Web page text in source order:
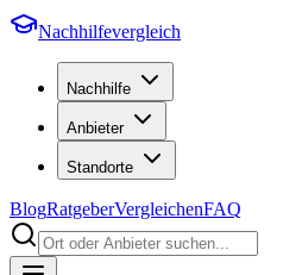
Nachhilfevergleich
Nachhilfe
Anbieter
Standorte
BlogRatgeberVergleichenFAQ